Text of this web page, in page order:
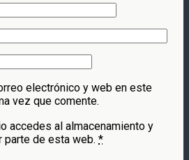
electrónico y web en este
vez que comente.
accedes al almacenamiento y
de esta web. *